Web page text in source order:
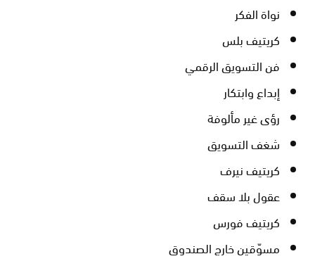
نواة الفكر
كريتيف بلس
فن التسويق الرقمي
إبداع وابتكار
رؤى غير مألوفة
شغف التسويق
كريتيف نيرف
عقول بلا سقف
كريتيف فورس
مسوّقين خارج الصندوق